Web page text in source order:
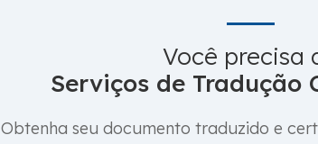
Você precisa
Serviços de Tradução
Obtenha seu documento traduzido e